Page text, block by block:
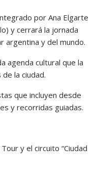
por Ana Elgarte
y cerrará la jornada
argentina y del mundo.
agenda cultural que la
la ciudad.
que incluyen desde
y recorridas guiadas.
y el circuito “Ciudad